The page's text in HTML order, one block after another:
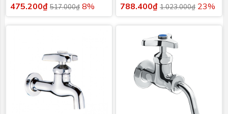
475.200₫ 517.000₫ 8% 788.400₫ 1.023.000₫ 23%